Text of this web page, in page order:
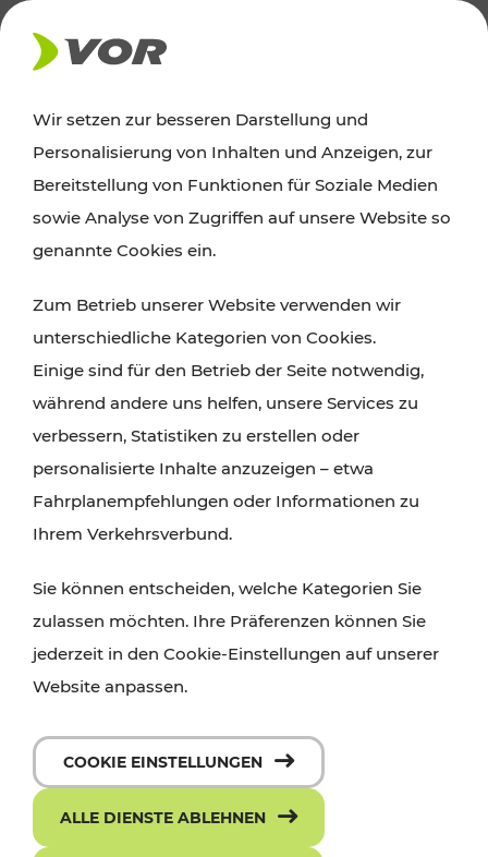
AKTUELLES
News
Alle wichtigen Meldungen zu Fahrplanänderungen,
finden Sie hier im Überblick.
Wir setzen zur besseren Darstellung und
Personalisierung von Inhalten und Anzeigen, zur
Bereitstellung von Funktionen für Soziale Medien
sowie Analyse von Zugriffen auf unsere Website so
genannte Cookies ein.
Zum Betrieb unserer Website verwenden wir
unterschiedliche Kategorien von Cookies.
Einige sind für den Betrieb der Seite notwendig,
während andere uns helfen, unsere Services zu
verbessern, Statistiken zu erstellen oder
personalisierte Inhalte anzuzeigen – etwa
Fahrplanempfehlungen oder Informationen zu
Ihrem Verkehrsverbund.
Sie können entscheiden, welche Kategorien Sie
zulassen möchten. Ihre Präferenzen können Sie
jederzeit in den Cookie-Einstellungen auf unserer
Website anpassen.
COOKIE EINSTELLUNGEN
ALLE DIENSTE ABLEHNEN